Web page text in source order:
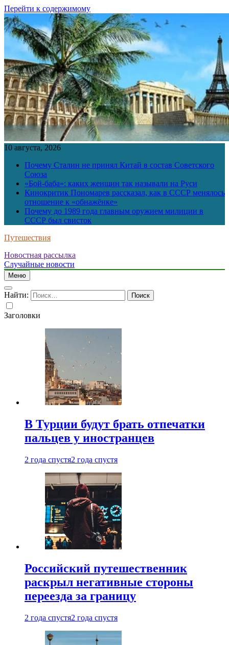
Перейти к содержимому
10 августа, 2026
Почему Сталин не принял Китай в состав Советского
Союза
«Бой-баба»: каких женщин так называли на Руси
Кинокритик Пономарев рассказал, как в СССР менялось
отношение к «обнажёнке»
Почему до 1989 года главным оружием милиции в
СССР был свисток
Путешествия
Новостная рассылка
Случайные новости
Меню
Найти:
Заголовки
В Турции будут брать отпечатки
пальцев у иностранцев
2 года спустя2 года спустя
Российский путешественник
раскрыл негативные стороны
переезда за границу
2 года спустя2 года спустя